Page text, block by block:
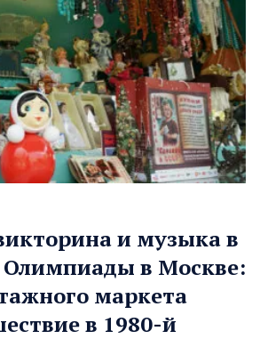
и музыка в
в Москве:
маркета
в 1980-й